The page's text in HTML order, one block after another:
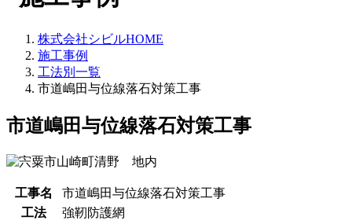
株式会社シビルHOME
施工事例
工法別一覧
市道嶋田与位線落石対策工事
市道嶋田与位線落石対策工事
工事名
市道嶋田与位線落石対策工事
工法
強靭防護網